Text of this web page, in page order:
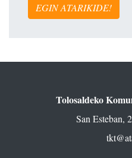
EGIN ATARIKIDE!
Tolosaldeko
San Esteban,